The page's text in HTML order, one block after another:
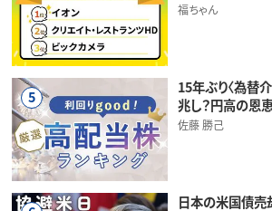
福ちゃん
5
15年ぶり〈為替
兆し？円高の恩
佐藤 勝己
日本の米国債売